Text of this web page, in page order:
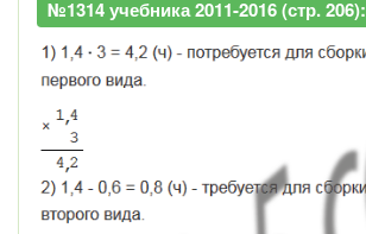
№1314 учебника 2011-2016 (стр. 206):